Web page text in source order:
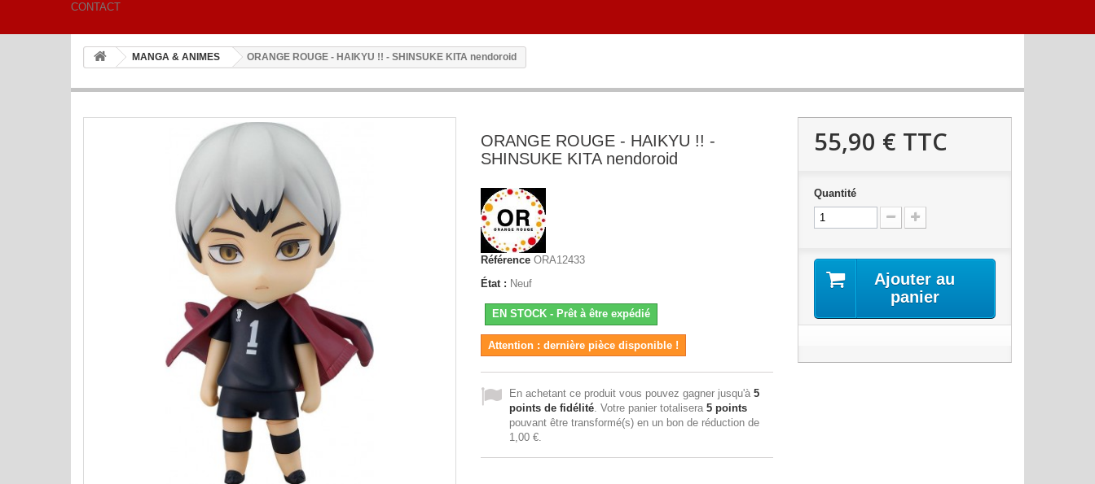
CONTACT
MANGA & ANIMES ORANGE ROUGE - HAIKYU !! - SHINSUKE KITA nendoroid
ORANGE ROUGE - HAIKYU !! -
SHINSUKE KITA nendoroid
Référence ORA12433
État : Neuf
EN STOCK - Prêt à être expédié
Attention : dernière pièce disponible !
En achetant ce produit vous pouvez gagner jusqu'à 5
points de fidélité. Votre panier totalisera 5points
pouvant être transformé(s) en un bon de réduction de
1,00 €.
55,90 € TTC
Quantité
Ajouter au
panier